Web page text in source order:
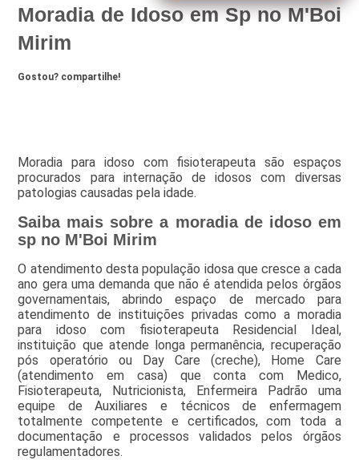
Moradia de Idoso em Sp no M'Boi
Mirim
Gostou? compartilhe!
Moradia para idoso com fisioterapeuta são espaços
procurados para internação de idosos com diversas
patologias causadas pela idade.
Saiba mais sobre a moradia de idoso em
sp no M'Boi Mirim
O atendimento desta população idosa que cresce a cada
ano gera uma demanda que não é atendida pelos órgãos
governamentais, abrindo espaço de mercado para
atendimento de instituições privadas como a moradia
para idoso com fisioterapeuta Residencial Ideal,
instituição que atende longa permanência, recuperação
pós operatório ou Day Care (creche), Home Care
(atendimento em casa) que conta com Medico,
Fisioterapeuta, Nutricionista, Enfermeira Padrão uma
equipe de Auxiliares e técnicos de enfermagem
totalmente competente e certificados, com toda a
documentação e processos validados pelos órgãos
regulamentadores.